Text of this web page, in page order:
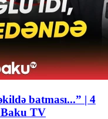
batması...” | 4
Baku TV